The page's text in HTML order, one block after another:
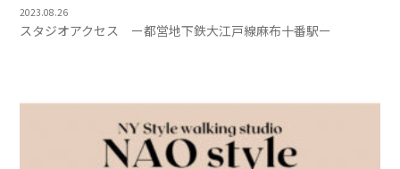
2023.08.26
スタジオアクセス ー都営地下鉄大江戸線麻布十番駅ー